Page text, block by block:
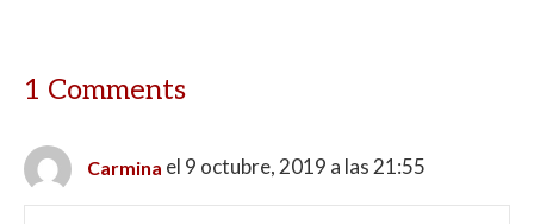
1 Comments
Carmina el 9 octubre, 2019 a las 21:55